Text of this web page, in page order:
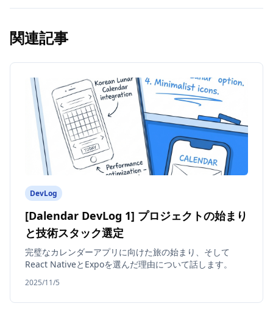
関連記事
DevLog
[Dalendar DevLog 1] プロジェクトの始まり
と技術スタック選定
完璧なカレンダーアプリに向けた旅の始まり、そして
React NativeとExpoを選んだ理由について話します。
2025/11/5